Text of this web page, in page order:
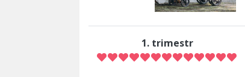
1. trimestr